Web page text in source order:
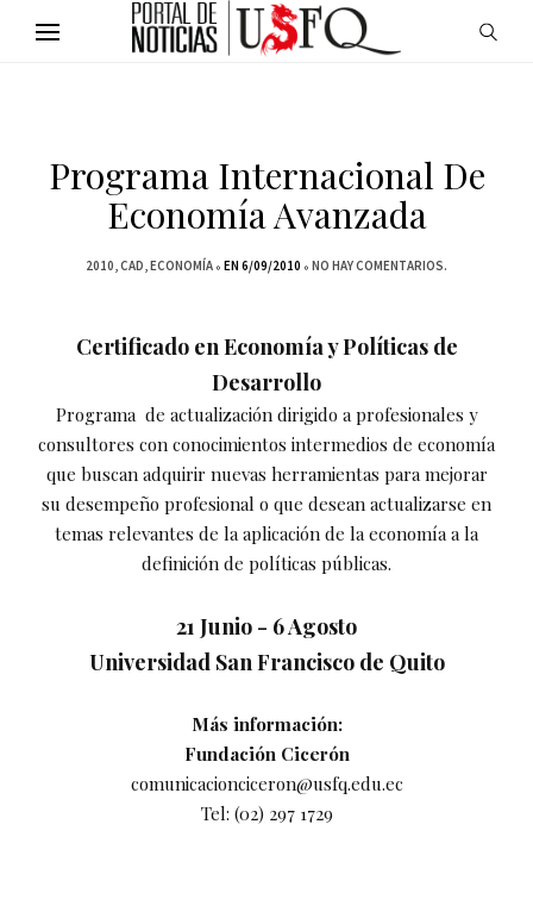
Programa Internacional De
Economía Avanzada
2010 CAD ECONOMÍA EN 6/09/2010 NO HAY COMENTARIOS.
Certificado en Economía y Políticas de
Desarrollo
Programa de actualización dirigido a profesionales y
consultores con conocimientos intermedios de economía
que buscan adquirir nuevas herramientas para mejorar
su desempeño profesional o que desean actualizarse en
temas relevantes de la aplicación de la economía a la
definición de políticas públicas.
21 Junio - 6 Agosto
Universidad San Francisco de Quito
Más información:
Fundación Cicerón
comunicacionciceron@usfq.edu.ec
Tel: (02) 297 1729